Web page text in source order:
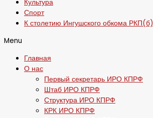
Культура
Спорт
К столетию Ингушского обкома РКП(б)
Menu
Главная
О нас
Первый секретарь ИРО КПРФ
Штаб ИРО КПРФ
Структура ИРО КПРФ
КРК ИРО КПРФ